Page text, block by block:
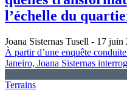
l’échelle du
Joana Sisternas Tusell - 17 juin
À partir d’une enquête
Janeiro, Joana Sisternas
Terrains